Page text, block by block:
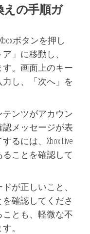
えの手順ガ
ボタンを押し
」に移動し、
す。画面上のキー
し、「次へ」を
ンツがアカウン
認メッセージが表
るには、Xbox Live
ことを確認して
が正しいこと、
確認してくださ
とも、軽微な不
。